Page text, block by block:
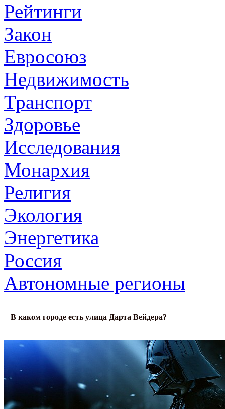
Рейтинги
Закон
Евросоюз
Недвижимость
Транспорт
Здоровье
Исследования
Монархия
Религия
Экология
Энергетика
Россия
Автономные регионы
В каком городе есть улица Дарта Вейдера?